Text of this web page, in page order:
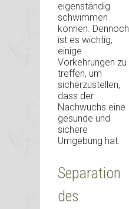
eigenständig
schwimmen
können. Dennoch
ist es wichtig,
einige
Vorkehrungen zu
treffen, um
sicherzustellen,
dass der
Nachwuchs eine
gesunde und
sichere
Umgebung hat.
Separation
des